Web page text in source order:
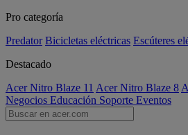
Pro categoría
Predator Bicicletas eléctricas Escúteres
Destacado
Acer Nitro Blaze 11 Acer Nitro Blaze 8
Negocios Educación Soporte Eventos